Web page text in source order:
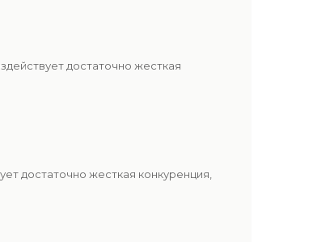
достаточно жесткая
достаточно жесткая конкуренция,